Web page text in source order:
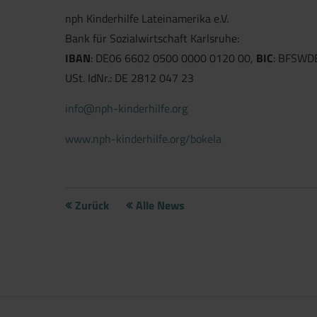
nph Kinderhilfe Lateinamerika e.V.
Bank für Sozialwirtschaft Karlsruhe:
IBAN: DE06 6602 0500 0000 0120 00, BIC:
USt. IdNr.: DE 2812 047 23
info@nph-kinderhilfe.org
www.nph-kinderhilfe.org/bokela
Zurück Alle News
Jetzt direkt die gemerkte Auswahl